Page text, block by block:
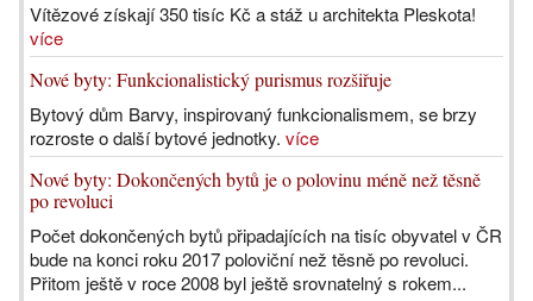
Vítězové získají 350 tisíc Kč a stáž u architekta Pleskota!
více
Nové byty: Funkcionalistický purismus rozšiřuje
Bytový dům Barvy, inspirovaný funkcionalismem, se brzy
rozroste o další bytové jednotky. více
Nové byty: Dokončených bytů je o polovinu méně než těsně
po revoluci
Počet dokončených bytů připadajících na tisíc obyvatel v ČR
bude na konci roku 2017 poloviční než těsně po revoluci.
Přitom ještě v roce 2008 byl ještě srovnatelný s rokem...